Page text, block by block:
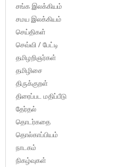
சங்க இலக்கியம்
சமய இலக்கியம்
செய்திகள்
செவ்வி / பேட்டி
தமிழறிஞர்கள்
தமிழிசை
திருக்குறள்
திரைப்பட மதிப்பீடு
தேர்தல்
தொடர்கதை
தொல்காப்பியம்
நாடகம்
நிகழ்வுகள்